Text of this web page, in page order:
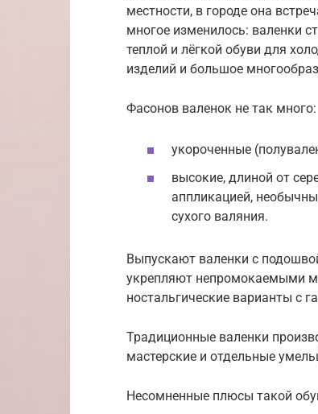
местности, в городе она
многое изменилось: валенки
теплой и лёгкой обуви для
изделий и большое
Фасонов валенок не так много:
укороченные
высокие, длиной от
аппликацией,
сухого валяния.
Выпускают валенки с
укрепляют непромокаемыми
ностальгические варианты с
Традиционные валенки
мастерские и отдельные
Несомненные плюсы такой